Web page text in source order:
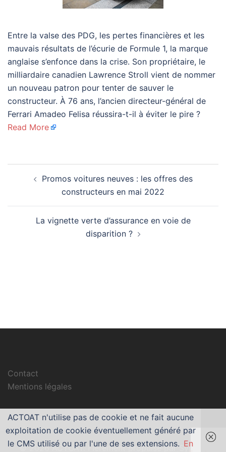
Entre la valse des PDG, les pertes financières et les
mauvais résultats de l’écurie de Formule 1, la marque
anglaise s’enfonce dans la crise. Son propriétaire, le
milliardaire canadien Lawrence Stroll vient de nommer
un nouveau patron pour tenter de sauver le
constructeur. À 76 ans, l’ancien directeur-général de
Ferrari Amadeo Felisa réussira-t-il à éviter le pire ?
Read More
d’articlePromos voitures neuves : les offres des
constructeurs en mai 2022
La vignette verte d’assurance en voie de
disparition ?
Contact
Mentions légales
© 2026 ACTOAT. Fièrement propulsé parSydney
ACTOAT n'utilise pas de cookie et ne fait aucune
exploitation de cookie éventuellement généré par
le CMS utilisé ou par l'une de ses extensions. En